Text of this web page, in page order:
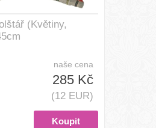
(Květiny,
naše cena
285 Kč
(12 EUR)